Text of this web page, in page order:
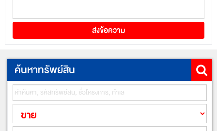
ค้นหาทรัพย์สิน